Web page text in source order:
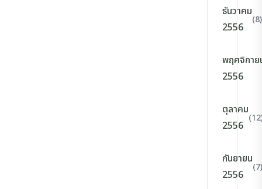
ธันวาคม
2556
(8)
พฤศจิกาย
2556
ตุลาคม
2556
กันยายน
2556
(7)